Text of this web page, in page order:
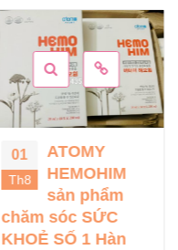
01
Th8
ATOMY
HEMOHIM
sản phẩm
chăm sóc SỨC
KHOẺ SỐ 1 Hàn